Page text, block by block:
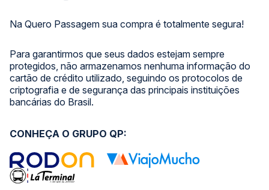
Na Quero Passagem sua compra é totalmente segura!
Para garantirmos que seus dados estejam sempre
protegidos, não armazenamos nenhuma informação do
cartão de crédito utilizado, seguindo os protocolos de
criptografia e de segurança das principais instituições
bancárias do Brasil.
CONHEÇA O GRUPO QP: